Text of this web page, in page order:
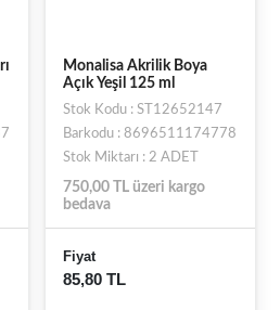
Monalisa Akrilik Boya
Açık Yeşil 125 ml
Stok Kodu : ST12652147
Barkodu : 8696511174778
Stok Miktarı : 2 ADET
750,00 TL üzeri kargo
bedava
Fiyat
85,80 TL